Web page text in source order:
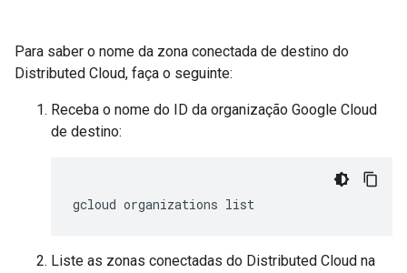
Para saber o nome da zona conectada de destino do
Distributed Cloud, faça o seguinte:
Receba o nome do ID da organização Google Cloud
de destino:
Liste as zonas conectadas do Distributed Cloud na